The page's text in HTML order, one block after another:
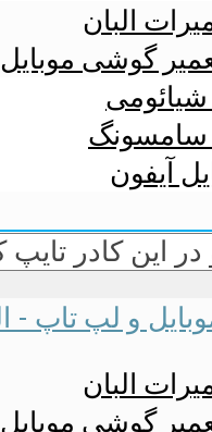
البان
گوشی موبایل
شیائومی
سامسونگ
آیفون
البان
گوشی موبایل